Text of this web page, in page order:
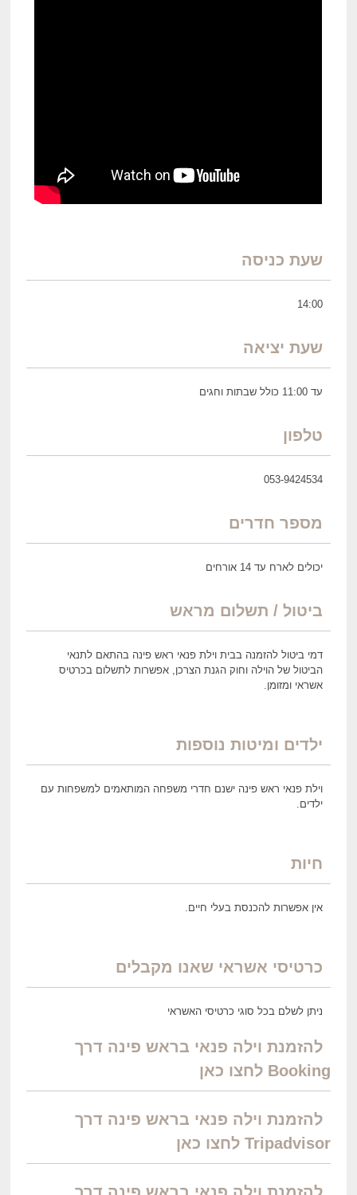
שעת כניסה
14:00
שעת יציאה
עד 11:00 כולל שבתות וחגים
טלפון
053-9424534
מספר חדרים
יכולים לארח עד 14 אורחים
ביטול / תשלום מראש
דמי ביטול להזמנה בבית וילת פנאי ראש פינה בהתאם לתנאי
הביטול של הוילה וחוק הגנת הצרכן, אפשרות לתשלום בכרטיס
אשראי ומזומן.
ילדים ומיטות נוספות
וילת פנאי ראש פינה ישנם חדרי משפחה המותאמים למשפחות עם
ילדים.
חיות
אין אפשרות להכנסת בעלי חיים.
כרטיסי אשראי שאנו מקבלים
ניתן לשלם בכל סוגי כרטיסי האשראי
להזמנת וילה פנאי בראש פינה דרך
Booking לחצו כאן
להזמנת וילה פנאי בראש פינה דרך
Tripadvisor לחצו כאן